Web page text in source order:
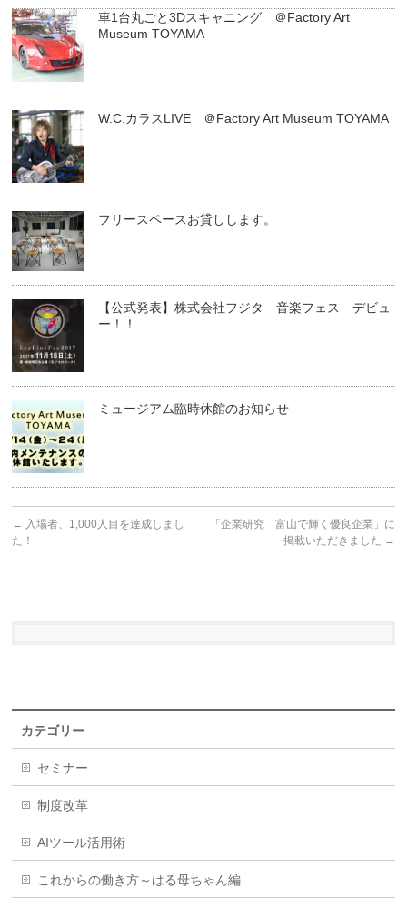
車1台丸ごと3Dスキャニング ＠Factory Art
Museum TOYAMA
W.C.カラスLIVE ＠Factory Art Museum TOYAMA
フリースペースお貸しします。
【公式発表】株式会社フジタ 音楽フェス デビュ
ー！！
ミュージアム臨時休館のお知らせ
← 入場者、1,000人目を達成しまし
た！
「企業研究 富山で輝く優良企業」に
掲載いただきました →
カテゴリー
セミナー
制度改革
AIツール活用術
これからの働き方～はる母ちゃん編